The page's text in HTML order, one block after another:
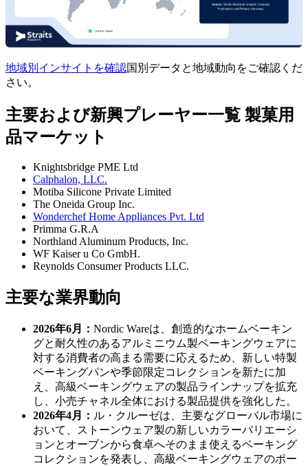
地域別インサイトを確認国別データと地域動向をご確認くだ
さい。
主要および新興プレーヤー一覧 製菓用
品マーケット
Knightsbridge PME Ltd
Calphalon, LLC.
Motiba Silicone Private Limited
The Oneida Group Inc.
Wonderchef Home Appliances Pvt. Ltd
Primma G.R.A
Northland Aluminum Products, Inc.
WF Kaiser u Co GmbH.
Reynolds Consumer Products LLC.
主要な業界動向
2026年6月： Nordic Wareは、創造的なホームベーキン
グと耐久性のあるアルミニウム製ベーキングウェアに
対する消費者の高まる需要に応えるため、新しい特製
ベーキングパンや季節限定コレクションを新たに加
え、高級ベーキングウェアの製品ラインナップを拡充
し、小売チャネル全体における製品提供を強化した。
2026年4月： ル・クルーゼは、主要なグローバル市場に
おいて、ストーンウェア製の新しいカラーバリエーシ
ョンとオーブンから食卓へそのまま使えるベーキング
コレクションを発表し、高級ベーキングウェアのポー